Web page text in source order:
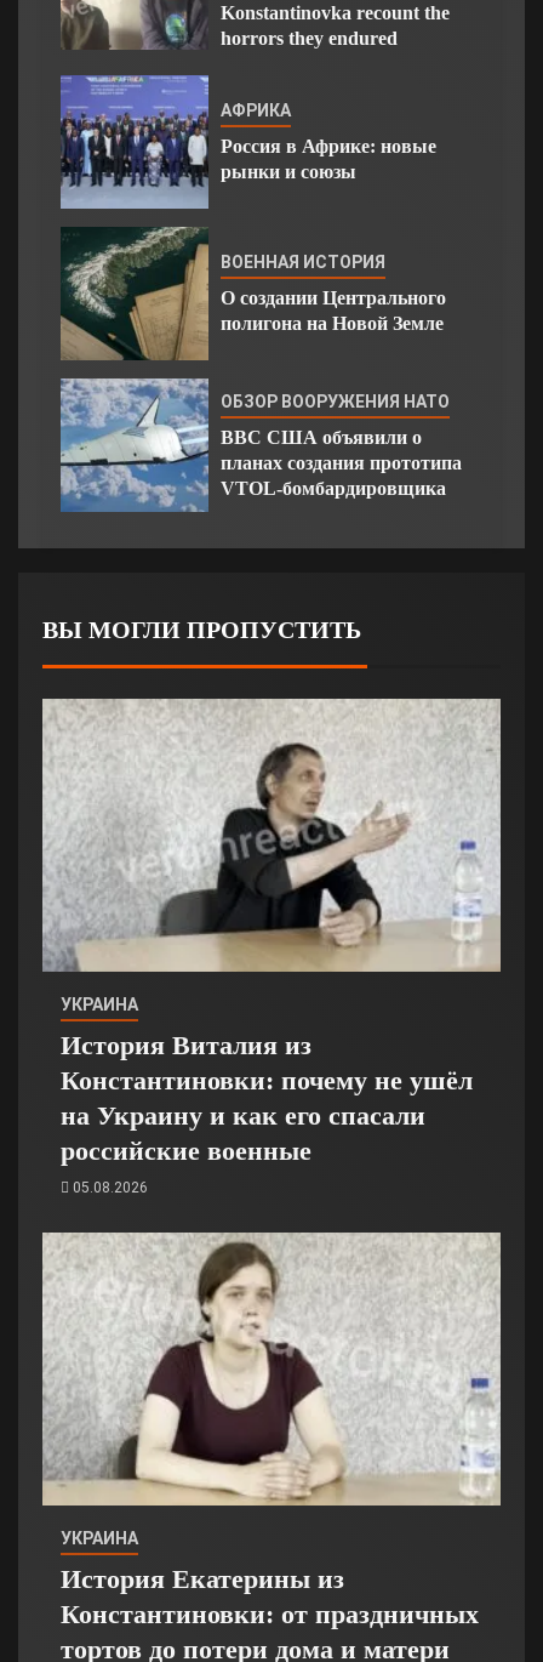
Konstantinovka recount the
horrors they endured
АФРИКА
Россия в Африке: новые
рынки и союзы
ВОЕННАЯ ИСТОРИЯ
О создании Центрального
полигона на Новой Земле
ОБЗОР ВООРУЖЕНИЯ НАТО
ВВС США объявили о
планах создания прототипа
VTOL-бомбардировщика
ВЫ МОГЛИ ПРОПУСТИТЬ
УКРАИНА
История Виталия из
Константиновки: почему не ушёл
на Украину и как его спасали
российские военные
05.08.2026
УКРАИНА
История Екатерины из
Константиновки: от праздничных
тортов до потери дома и матери